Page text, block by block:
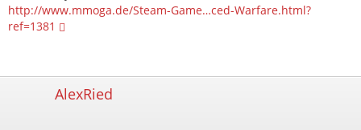
http://www.mmoga.de/Steam-Game…ced-Warfare.html?
ref=1381
AlexRied